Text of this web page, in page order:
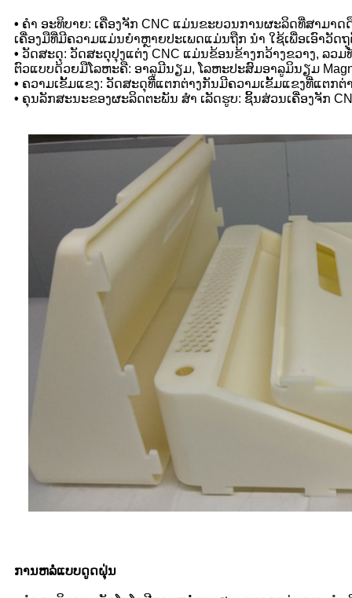
• ຄຳ ອະທິບາຍ: ເຄື່ອງຈັກ CNC ແມ່ນຂະບວນການຜະລິດທີ່ສາມາ
ເຄື່ອງມືທີ່ມີຄວາມແມ່ນຍໍາຫຼາຍປະເພດແມ່ນຖືກ ນຳ ໃຊ້ເພື່ອເອົາວັ
• ວັດສະດຸ: ວັດສະດຸປຸງແຕ່ງ CNC ແມ່ນຂ້ອນຂ້າງກວ້າງຂວາງ, ລວມ
ຕົວແບບດ້ວຍມືໂລຫະຄື: ອາລູມີນຽມ, ໂລຫະປະສົມອາລູມິນຽມ
• ຄວາມເຂັ້ມແຂງ: ວັດສະດຸທີ່ແຕກຕ່າງກັນມີຄວາມເຂັ້ມແຂງທີ່ແຕກ
• ຄຸນລັກສະນະຂອງຜະລິດຕະພັນ ສຳ ເລັດຮູບ: ຊິ້ນສ່ວນເຄື່ອງຈັກ
ການຫລໍ່ແບບດູດຝຸ່ນ